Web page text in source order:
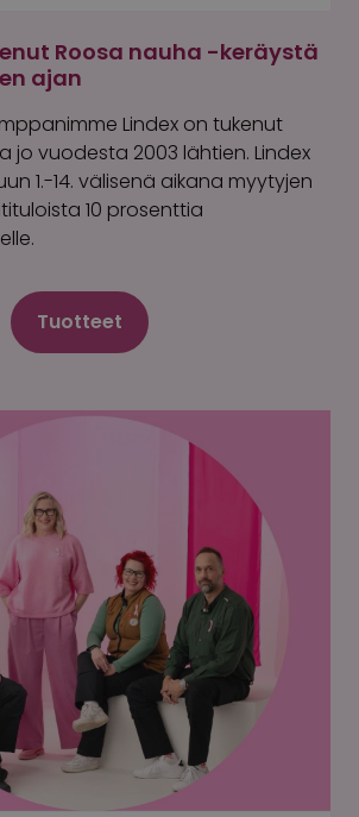
Roosa nauha -keräystä
ajan
Lindex on tukenut
jo vuodesta 2003 lähtien. Lindex
1.-14. välisenä aikana myytyjen
10 prosenttia
Tuotteet